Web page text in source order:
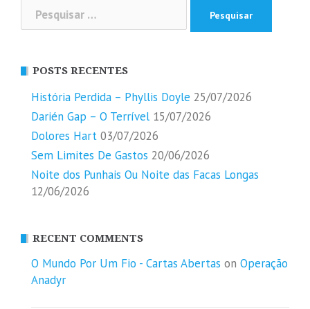
por:
POSTS RECENTES
História Perdida – Phyllis Doyle 25/07/2026
Darién Gap – O Terrível 15/07/2026
Dolores Hart 03/07/2026
Sem Limites De Gastos 20/06/2026
Noite dos Punhais Ou Noite das Facas Longas
12/06/2026
RECENT COMMENTS
O Mundo Por Um Fio - Cartas Abertas on Operação
Anadyr